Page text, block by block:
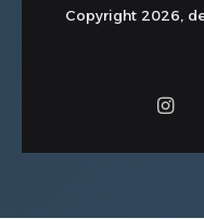
انستقرام